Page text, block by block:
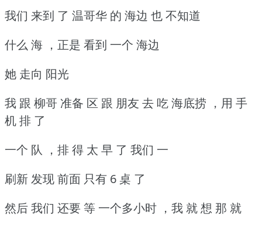
我们 来到 了 温哥华 的 海边 也 不知道
什么 海 ，正是 看到 一个 海边
她 走向 阳光
我 跟 柳哥 准备 区 跟 朋友 去 吃 海底捞 ，用 手
机 排 了
一个 队 ，排 得 太 早 了 我们 一
刷新 发现 前面 只有 6 桌 了
然后 我们 还要 等 一个多小时 ，我 就 想 那 就